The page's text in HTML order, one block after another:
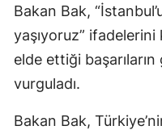
Bakan Bak,
yaşıyoruz”
elde ettiği
vurguladı.
Bakan Bak,